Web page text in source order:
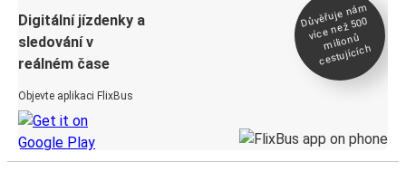
Digitální jízdenky a
sledování v
reálném čase
Objevte aplikaci FlixBus
Důvěřuje ná
m
více než 500
milionů
cestujících